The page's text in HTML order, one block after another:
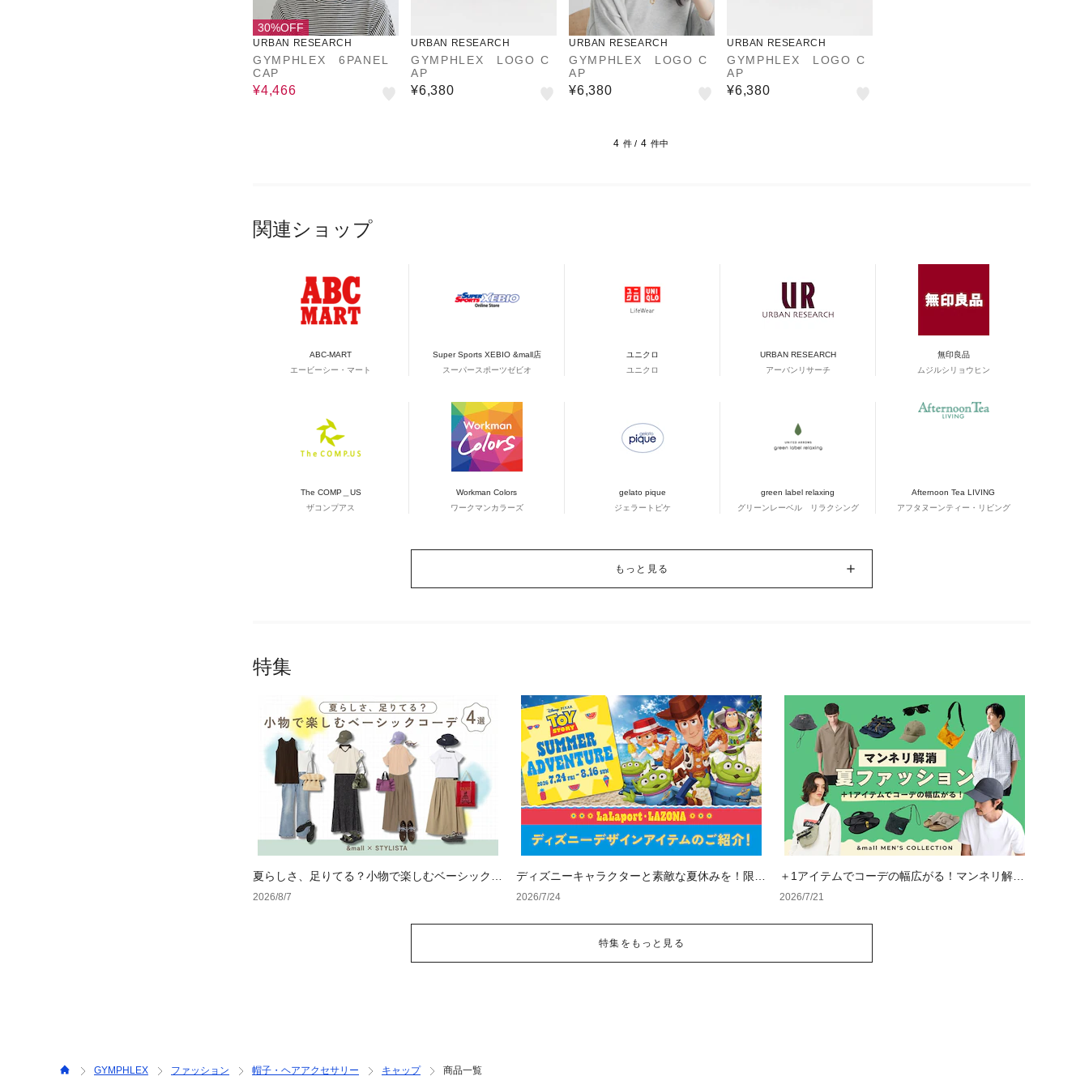
30%OFF
URBAN RESEARCH
GYMPHLEX 6PANEL
CAP
¥4,466
URBAN RESEARCH
GYMPHLEX LOGO C
AP
¥6,380
URBAN RESEARCH
GYMPHLEX LOGO C
AP
¥6,380
URBAN RESEARCH
GYMPHLEX LOGO C
AP
¥6,380
4 件 / 4 件中
関連ショップ
ABC-MART
エービーシー・マート
Super Sports XEBIO &mall店
スーパースポーツゼビオ
ユニクロ
ユニクロ
URBAN RESEARCH
アーバンリサーチ
無印良品
ムジルシリョウヒン
The COMP＿US
ザコンプアス
Workman Colors
ワークマンカラーズ
gelato pique
ジェラートピケ
green label relaxing
グリーンレーベル リラクシング
Afternoon Tea LIVING
アフタヌーンティー・リビング
もっと見る
特集
夏らしさ、足りてる？小物で楽しむベーシックコ
ーデ4選
2026/8/7
ディズニーキャラクターと素敵な夏休みを！限定
&人気アイテム特集
2026/7/24
＋1アイテムでコーデの幅広がる！マンネリ解消
夏ファッション
2026/7/21
特集をもっと見る
GYMPHLEX ファッション 帽子・ヘアアクセサリー キャップ 商品一覧